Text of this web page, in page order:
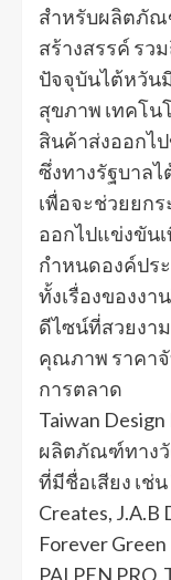
สำหรับผลิตภั
สร้างสรรค์ รว
ปัจจุบันไต้หวัน
สุขภาพ เทคโน
สินค้าส่งออกไ
ซึ่งทางรัฐบาล
เพื่อจะช่วยยก
ออกไปแข่งขัน
กำหนดองค์ปร
ทั้งเรื่องของง
ดีไซน์ที่สวยงา
คุณภาพ ราคาจั
การตลาด
Taiwan
ผลิตภัณฑ์ทางวั
ที่มีชื่อเสียง เช่น
Creates, J.A.B
Forever
PAI PEN PRO,